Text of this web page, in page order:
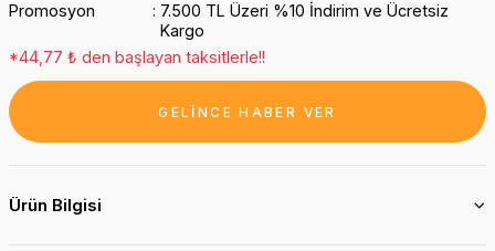
Promosyon
7.500 TL Üzeri %10 İndirim ve Ücretsiz
Kargo
*44,77 ₺ den başlayan taksitlerle!!
GELİNCE HABER VER
Ürün Bilgisi